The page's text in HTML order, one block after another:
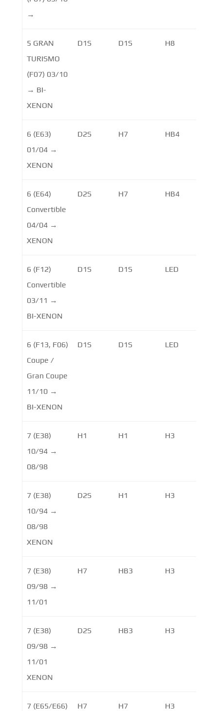
→
5 GRAN
TURISMO
(F07) 03/10
→ BI-
XENON
D1S D1S H8
6 (E63)
01/04 →
XENON
D2S H7 HB4
6 (E64)
Convertible
04/04 →
XENON
D2S H7 HB4
6 (F12)
Convertible
03/11 →
BI-XENON
D1S D1S LED
6 (F13, F06)
Coupe /
Gran Coupe
11/10 →
BI-XENON
D1S D1S LED
7 (E38)
10/94 →
08/98
H1 H1 H3
7 (E38)
10/94 →
08/98
XENON
D2S H1 H3
7 (E38)
09/98 →
11/01
H7 HB3 H3
7 (E38)
09/98 →
11/01
XENON
D2S HB3 H3
7 (E65/E66)
H7 H7 H3